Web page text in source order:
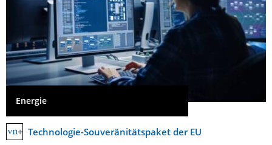
Energie
Technologie-Souveränitätspaket der EU